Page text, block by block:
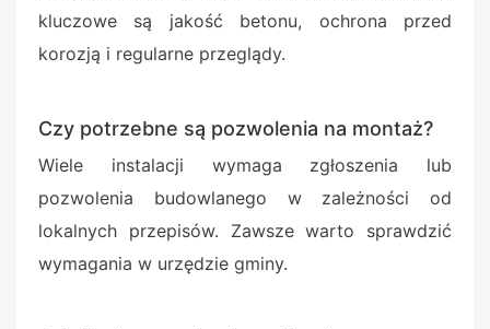
kluczowe są jakość betonu, ochrona przed
korozją i regularne przeglądy.
Czy potrzebne są pozwolenia na montaż?
Wiele instalacji wymaga zgłoszenia lub
pozwolenia budowlanego w zależności od
lokalnych przepisów. Zawsze warto sprawdzić
wymagania w urzędzie gminy.